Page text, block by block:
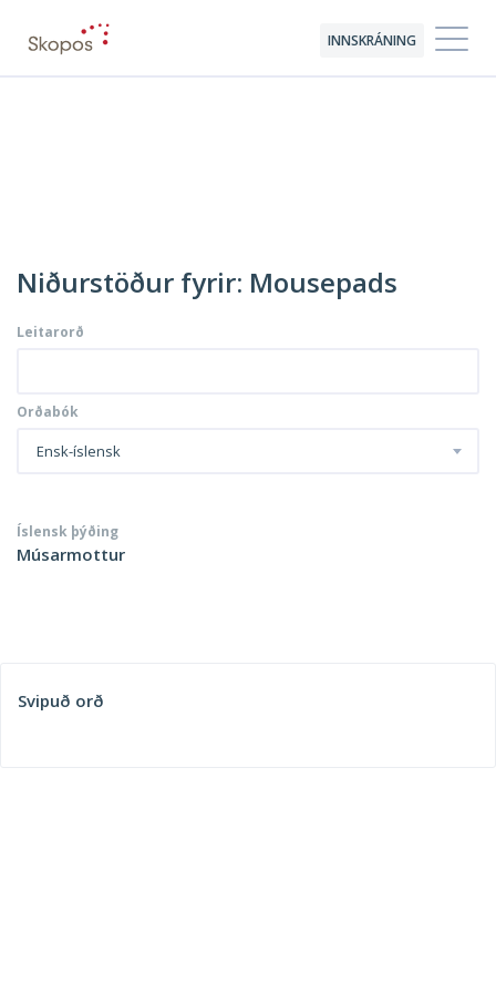
INNSKRÁNING
Niðurstöður fyrir: Mousepads
Leitarorð
Orðabók
Ensk-íslensk
Íslensk þýðing
Músarmottur
Svipuð orð